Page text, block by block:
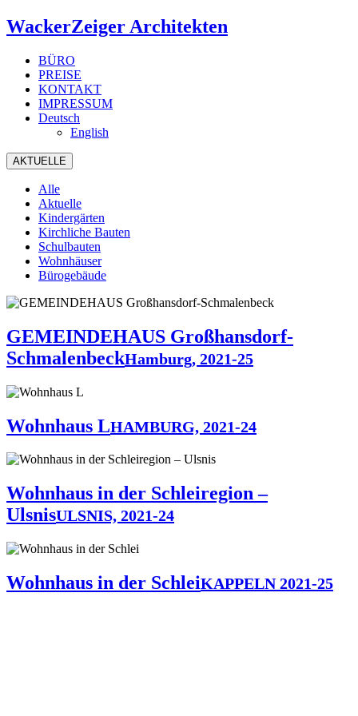
WackerZeiger Architekten
BÜRO
PREISE
KONTAKT
IMPRESSUM
Deutsch
English
AKTUELLE
Alle
Aktuelle
Kindergärten
Kirchliche Bauten
Schulbauten
Wohnhäuser
Bürogebäude
GEMEINDEHAUS Großhansdorf-
SchmalenbeckHamburg, 2021-25
Wohnhaus LHAMBURG, 2021-24
Wohnhaus in der Schleiregion –
UlsnisULSNIS, 2021-24
Wohnhaus in der SchleiKAPPELN 2021-25